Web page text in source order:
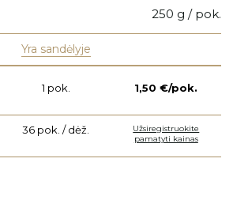
250 g / pok.
Yra sandėlyje
1 pok. 1,50 €/pok.
36 pok. / dėž.
Užsiregistruokite
pamatyti kainas